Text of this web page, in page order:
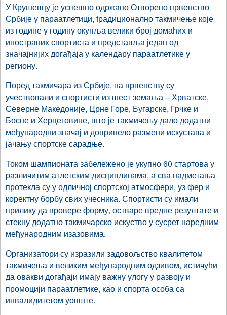
У Крушевцу је успешно одржано Отворено првенство
Србије у параатлетици, tрадиционално такмичење које
из године у годину окупља велики број домаћих и
иностраних спортиста и представља један од
значајнијих догађаја у календару параатлетике у
региону.
Поред такмичара из Србије, на првенству су
учествовали и спортисти из шест земаља – Хрватске,
Северне Македоније, Црне Горе, Бугарске, Грчке и
Босне и Херцеговине, што је такмичењу дало додатни
међународни значај и допринело размени искустава и
јачању спортске сарадње.
Током шампионата забележено је укупно 60 стартова у
различитим атлетским дисциплинама, а сва надметања
протекла су у одличној спортској атмосфери, уз фер и
коректну борбу свих учесника. Спортисти су имали
прилику да провере форму, остваре вредне резултате и
стекну додатно такмичарско искуство у сусрет наредним
међународним изазовима.
Организатори су изразили задовољство квалитетом
такмичења и великим међународним одзивом, истичући
да овакви догађаји имају важну улогу у развоју и
промоцији параатлетике, као и спорта особа са
инвалидитетом уопште.